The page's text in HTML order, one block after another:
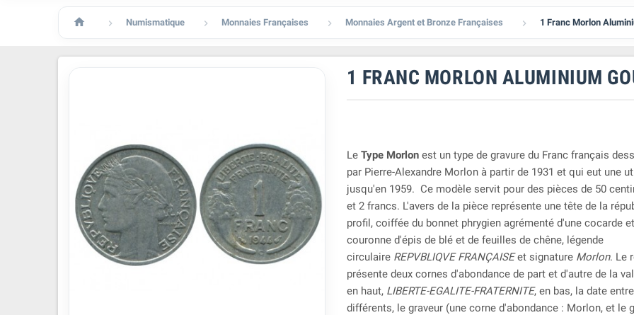
  Numismatique  Monnaies Françaises  Monnaies Argent et Bronze Françaises  1 Franc Morlon
1 FRANC MORLON ALUMINIUM
LeType Morlon est un type de gravure du Franc français
par Pierre-Alexandre Morlon à partir de 1931 et qui eut une
jusqu'en 1959. Ce modèle servit pour des pièces de 50
et 2 francs. L'avers de la pièce représente une tête de la
profil, coiffée du bonnet phrygien agrémenté d'une cocarde
couronne d'épis de blé et de feuilles de chêne, légende
circulaire REPVBLIQVE FRANÇAISEet signature Morlon. Le
présente deux cornes d'abondance de part et d'autre de la
en haut, LIBERTE-EGALITE-FRATERNITE, en bas, la date
différents, le graveur (une corne d'abondance : Morlon, et le